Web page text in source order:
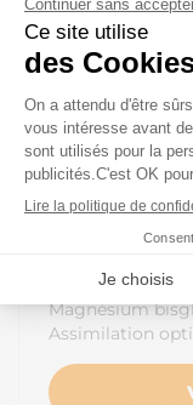
NUTRACLEAR
MAGNÉSIUM
16.9 €
Magnésium
Assimilation